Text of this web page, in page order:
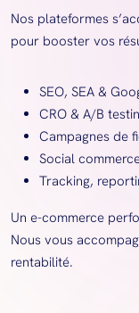
Nos plateformes
pour booster vos
SEO, SEA &
CRO & A/B
Campagnes de
Social
Tracking,
Un e-commerce
Nous vous
rentabilité.